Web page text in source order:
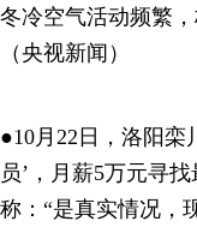
冬冷空气活动频繁
（央视新闻）
●10月22日，洛阳栾
员’，月薪5万元寻
称：“是真实情况，